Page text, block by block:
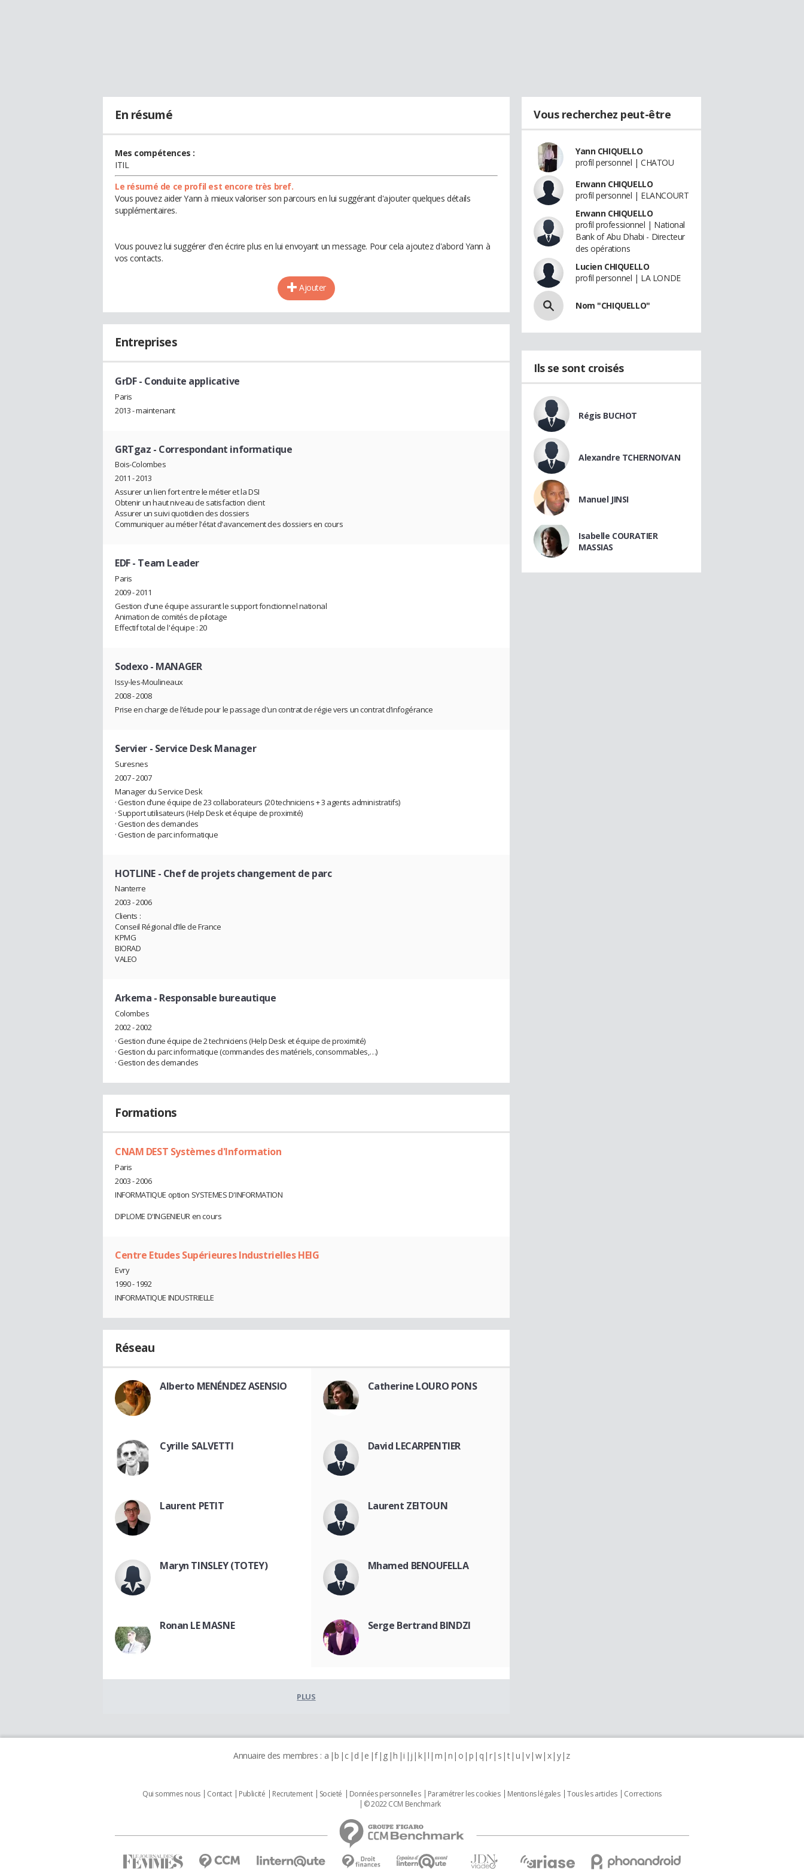
En résumé
Mes compétences :
ITIL
Le résumé de ce profil est encore très bref.
Vous pouvez aider Yann à mieux valoriser son parcours en lui suggérant d'ajouter quelques détails
supplémentaires.
Vous pouvez lui suggérer d'en écrire plus en lui envoyant un message. Pour cela ajoutez d'abord Yann à
vos contacts.
Ajouter
Entreprises
GrDF- Conduite applicative
Paris
2013 - maintenant
GRTgaz - Correspondant informatique
Bois-Colombes
2011 - 2013
Assurer un lien fort entre le métier et la DSI
Obtenir un haut niveau de satisfaction client
Assurer un suivi quotidien des dossiers
Communiquer au métier l'état d'avancement des dossiers en cours
EDF- Team Leader
Paris
2009 - 2011
Gestion d'une équipe assurant le support fonctionnel national
Animation de comités de pilotage
Effectif total de l'équipe : 20
Sodexo- MANAGER
Issy-les-Moulineaux
2008 - 2008
Prise en charge de l’étude pour le passage d'un contrat de régie vers un contrat d’infogérance
Servier - Service Desk Manager
Suresnes
2007 - 2007
Manager du Service Desk
· Gestion d’une équipe de 23 collaborateurs (20 techniciens + 3 agents administratifs)
· Support utilisateurs (Help Desk et équipe de proximité)
· Gestion des demandes
· Gestion de parc informatique
HOTLINE - Chef de projets changement de parc
Nanterre
2003 - 2006
Clients :
Conseil Régional d’Ile de France
KPMG
BIORAD
VALEO
Arkema - Responsable bureautique
Colombes
2002 - 2002
· Gestion d’une équipe de 2 techniciens (Help Desk et équipe de proximité)
· Gestion du parc informatique (commandes des matériels, consommables,…)
· Gestion des demandes
Formations
CNAM DEST Systèmes d'Information
Paris
2003 - 2006
INFORMATIQUE option SYSTEMES D'INFORMATION
DIPLOME D'INGENIEUR en cours
Centre Etudes Supérieures Industrielles HEIG
Evry
1990 - 1992
INFORMATIQUE INDUSTRIELLE
Réseau
Alberto MENÉNDEZ ASENSIO Catherine LOURO PONS
Cyrille SALVETTI David LECARPENTIER
Laurent PETIT Laurent ZEITOUN
Maryn TINSLEY (TOTEY) Mhamed BENOUFELLA
Ronan LE MASNE Serge Bertrand BINDZI
PLUS
Vous recherchez peut-être
Yann CHIQUELLO
profil personnel | CHATOU
Erwann CHIQUELLO
profil personnel | ELANCOURT
Erwann CHIQUELLO
profil professionnel | National
Bank of Abu Dhabi - Directeur
des opérations
Lucien CHIQUELLO
profil personnel | LA LONDE
Nom "CHIQUELLO"
Ils se sont croisés
Régis BUCHOT
Alexandre TCHERNOIVAN
Manuel JINSI
Isabelle COURATIER
MASSIAS
Annuaire des membres : a b c d e f g h i j k l m n o p q r s t u v w x y z
Qui sommes nous Contact Publicité Recrutement Societé Données personnelles Paramétrer les cookies Mentions légales Tous les articles
Corrections
© 2022 CCM Benchmark